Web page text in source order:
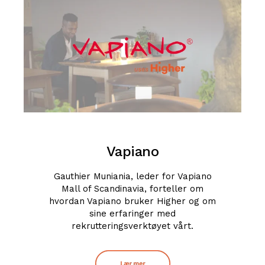
Vapiano
Gauthier Muniania, leder for Vapiano
Mall of Scandinavia, forteller om
hvordan Vapiano bruker Higher og om
sine erfaringer med
rekrutteringsverktøyet vårt.